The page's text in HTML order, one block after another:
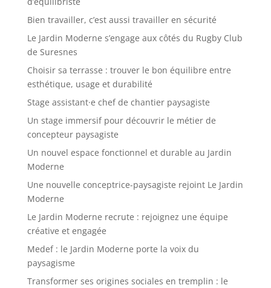
Bien travailler, c’est aussi travailler en sécurité
Le Jardin Moderne s’engage aux côtés du Rugby Club
de Suresnes
Choisir sa terrasse : trouver le bon équilibre entre
esthétique, usage et durabilité
Stage assistant·e chef de chantier paysagiste
Un stage immersif pour découvrir le métier de
concepteur paysagiste
Un nouvel espace fonctionnel et durable au Jardin
Moderne
Une nouvelle conceptrice-paysagiste rejoint Le Jardin
Moderne
Le Jardin Moderne recrute : rejoignez une équipe
créative et engagée
Medef : le Jardin Moderne porte la voix du
paysagisme
Transformer ses origines sociales en tremplin : le